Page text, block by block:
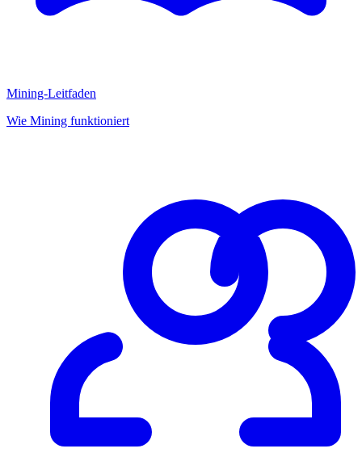
Mining-Leitfaden
Wie Mining funktioniert